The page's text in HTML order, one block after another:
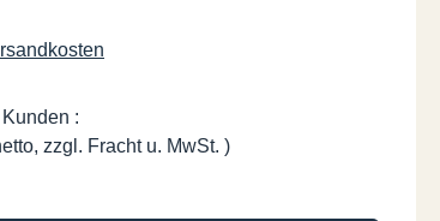
:
zzgl. Fracht u. MwSt. )